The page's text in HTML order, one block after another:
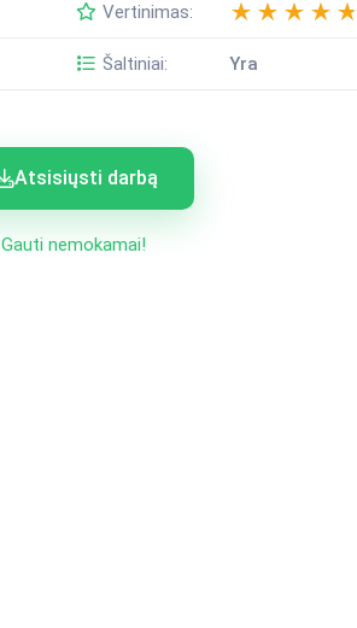
Vertinimas:
Šaltiniai: Yra
Atsisiųsti darbą
Gauti nemokamai!